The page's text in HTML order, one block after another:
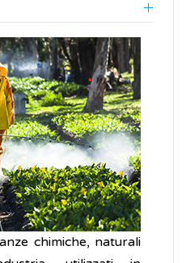
chimiche, naturali